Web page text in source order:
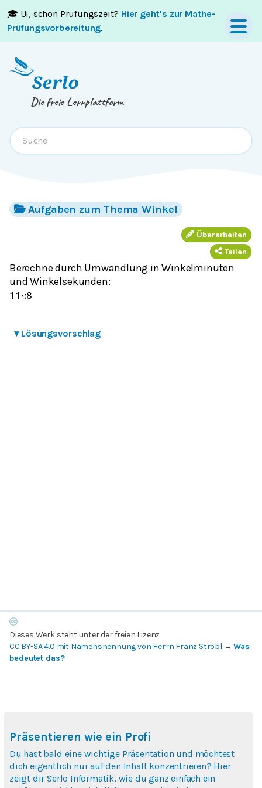
🎓 Ui, schon Prüfungszeit? Hier geht's zur Mathe-
Prüfungsvorbereitung.
Springe zumInhaltoderFooter
Die freie Lernplattform
Aufgaben zum Thema Winkel
Überarbeiten
Teilen
Berechne durch Umwandlung in Winkelminuten
und Winkelsekunden:
11 ∘:8
▾ Lösungsvorschlag
Dieses Werk steht unter der freien Lizenz
CC BY-SA 4.0 mit Namensnennung von Herrn Franz Strobl →Was
bedeutet das?
Präsentieren wie ein Profi
Du hast bald eine wichtige Präsentation und möchtest
dich eigentlich nur auf den Inhalt konzentrieren? Hier
zeigt dir Serlo Informatik, wie du ganz einfach ein